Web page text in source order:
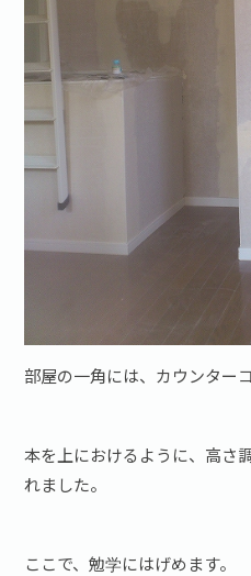
部屋の一角には、カウンター
本を上におけるように、高さ
れました。
ここで、勉学にはげめます。